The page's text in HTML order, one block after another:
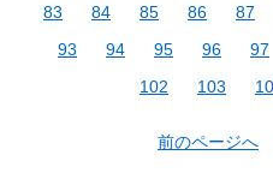
83
84 85 86 87
93
94 95 96 97
102
103
前のページへ